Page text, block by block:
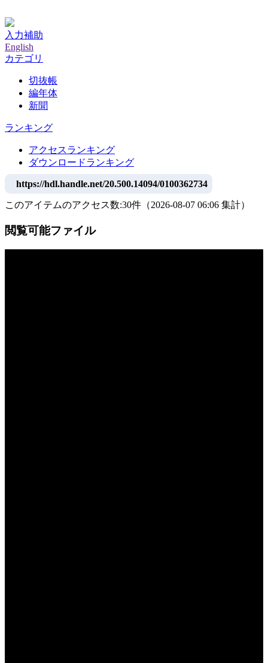
入力補助
English
カテゴリ
切抜帳
編年体
新聞
ランキング
アクセスランキング
ダウンロードランキング
https://hdl.handle.net/20.500.14094/0100362734
このアイテムのアクセス数:30件 （2026-08-07 06:06 集計）
閲覧可能ファイル